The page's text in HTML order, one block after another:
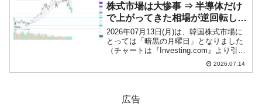
株式市場は大惨事 ⇒ 半導体だけ
で上がってきた相場が逆回転し
た。
2026年07月13日(月)は、韓国株式市場に
とっては「暗黒の月曜日」となりました
（チャートは『Investing.com』より引
用：以下同）。KOSPIの始値は
「7,412.03」で、終値が「6,806.93」で
2026.07.14
広告